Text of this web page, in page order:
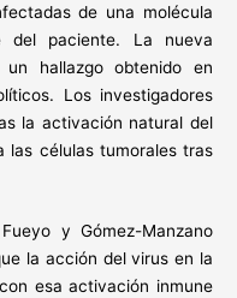
de una molécula
del paciente. La nueva
hallazgo obtenido en
Los investigadores
la activación natural del
las células tumorales tras
y Gómez-Manzano
la acción del virus en la
esa activación inmune